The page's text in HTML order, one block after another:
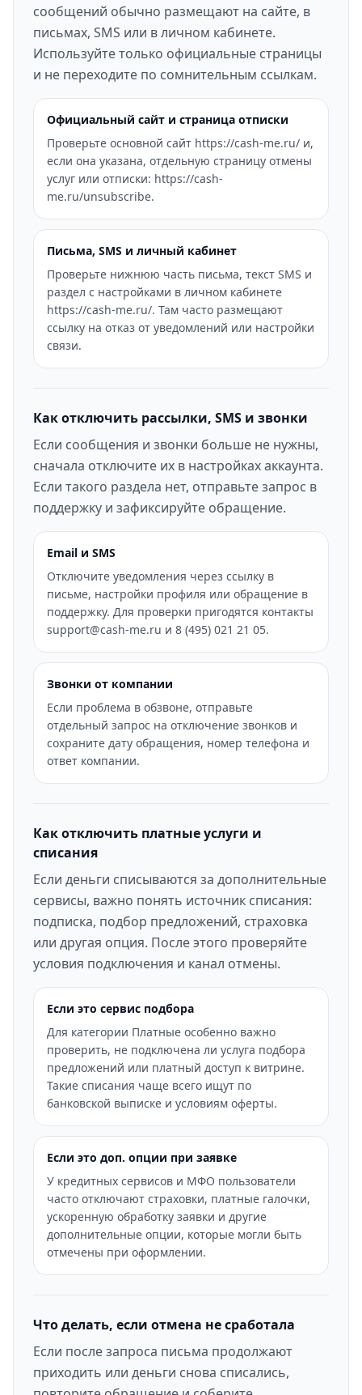
сообщений обычно размещают на сайте, в
письмах, SMS или в личном кабинете.
Используйте только официальные страницы
и не переходите по сомнительным ссылкам.
Официальный сайт и страница отписки
Проверьте основной сайт https://cash-me.ru/ и,
если она указана, отдельную страницу отмены
услуг или отписки: https://cash-
me.ru/unsubscribe.
Письма, SMS и личный кабинет
Проверьте нижнюю часть письма, текст SMS и
раздел с настройками в личном кабинете
https://cash-me.ru/. Там часто размещают
ссылку на отказ от уведомлений или настройки
связи.
Как отключить рассылки, SMS и звонки
Если сообщения и звонки больше не нужны,
сначала отключите их в настройках аккаунта.
Если такого раздела нет, отправьте запрос в
поддержку и зафиксируйте обращение.
Email и SMS
Отключите уведомления через ссылку в
письме, настройки профиля или обращение в
поддержку. Для проверки пригодятся контакты
support@cash-me.ru и 8 (495) 021 21 05.
Звонки от компании
Если проблема в обзвоне, отправьте
отдельный запрос на отключение звонков и
сохраните дату обращения, номер телефона и
ответ компании.
Как отключить платные услуги и
списания
Если деньги списываются за дополнительные
сервисы, важно понять источник списания:
подписка, подбор предложений, страховка
или другая опция. После этого проверяйте
условия подключения и канал отмены.
Если это сервис подбора
Для категории Платные особенно важно
проверить, не подключена ли услуга подбора
предложений или платный доступ к витрине.
Такие списания чаще всего ищут по
банковской выписке и условиям оферты.
Если это доп. опции при заявке
У кредитных сервисов и МФО пользователи
часто отключают страховки, платные галочки,
ускоренную обработку заявки и другие
дополнительные опции, которые могли быть
отмечены при оформлении.
Что делать, если отмена не сработала
Если после запроса письма продолжают
приходить или деньги снова списались,